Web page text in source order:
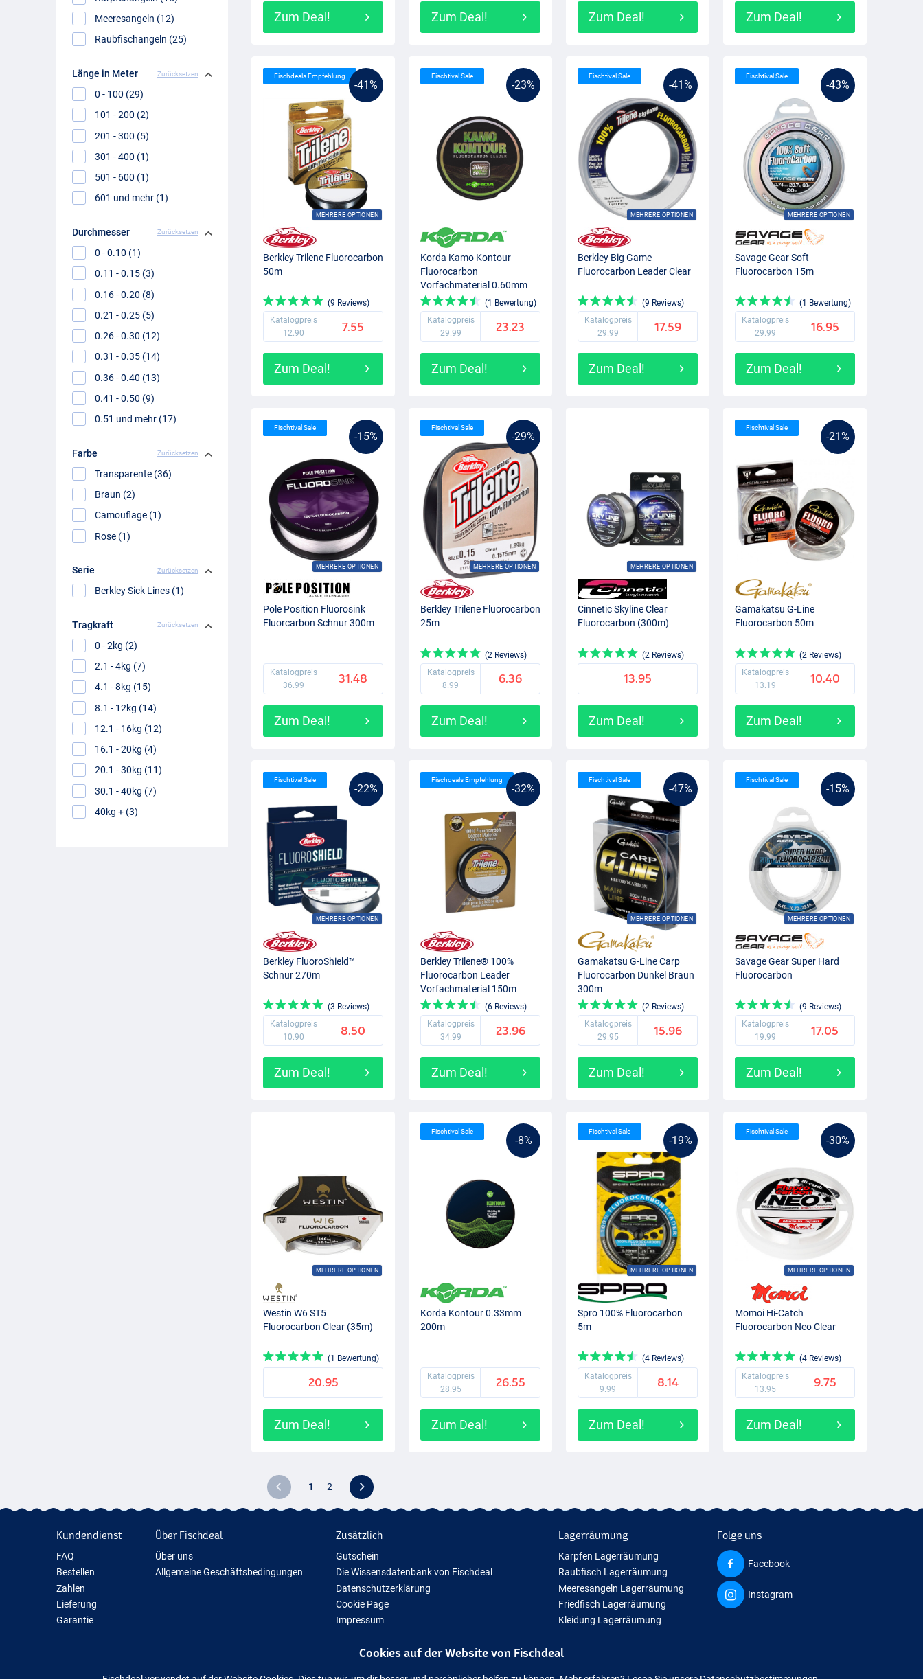
Meeresangeln (12)
Raubfischangeln (25)
Länge in Meter Zurücksetzen
0 - 100 (29)
101 - 200 (2)
201 - 300 (5)
301 - 400 (1)
501 - 600 (1)
601 und mehr (1)
Durchmesser Zurücksetzen
0 - 0.10 (1)
0.11 - 0.15 (3)
0.16 - 0.20 (8)
0.21 - 0.25 (5)
0.26 - 0.30 (12)
0.31 - 0.35 (14)
0.36 - 0.40 (13)
0.41 - 0.50 (9)
0.51 und mehr (17)
Farbe Zurücksetzen
Transparente (36)
Braun (2)
Camouflage (1)
Rose (1)
Serie Zurücksetzen
Berkley Sick Lines (1)
Tragkraft Zurücksetzen
0 - 2kg (2)
2.1 - 4kg (7)
4.1 - 8kg (15)
8.1 - 12kg (14)
12.1 - 16kg (12)
16.1 - 20kg (4)
20.1 - 30kg (11)
30.1 - 40kg (7)
40kg + (3)
Zum Deal! Zum Deal! Zum Deal! Zum Deal!
-41%
MEHRERE OPTIONEN
Fischdeals Empfehlung
Berkley Trilene Fluorocarbon
50m
(9 Reviews)
Katalogpreis
12.90
7.55
Zum Deal!
-23%
Fischtival Sale
Korda Kamo Kontour
Fluorocarbon
Vorfachmaterial 0.60mm
(50m)
(1 Bewertung)
Katalogpreis
29.99
23.23
Zum Deal!
-41%
MEHRERE OPTIONEN
Fischtival Sale
Berkley Big Game
Fluorocarbon Leader Clear
(9 Reviews)
Katalogpreis
29.99
17.59
Zum Deal!
-43%
MEHRERE OPTIONEN
Fischtival Sale
Savage Gear Soft
Fluorocarbon 15m
(1 Bewertung)
Katalogpreis
29.99
16.95
Zum Deal!
-15%
MEHRERE OPTIONEN
Fischtival Sale
Pole Position Fluorosink
Fluorcarbon Schnur 300m
Katalogpreis
36.99
31.48
Zum Deal!
-29%
MEHRERE OPTIONEN
Fischtival Sale
Berkley Trilene Fluorocarbon
25m
(2 Reviews)
Katalogpreis
8.99
6.36
Zum Deal!
MEHRERE OPTIONEN
Cinnetic Skyline Clear
Fluorocarbon (300m)
(2 Reviews)
13.95
Zum Deal!
-21%
Fischtival Sale
Gamakatsu G-Line
Fluorocarbon 50m
(2 Reviews)
Katalogpreis
13.19
10.40
Zum Deal!
-22%
MEHRERE OPTIONEN
Fischtival Sale
Berkley FluoroShield™
Schnur 270m
(3 Reviews)
Katalogpreis
10.90
8.50
Zum Deal!
-32%
Fischdeals Empfehlung
Berkley Trilene® 100%
Fluorocarbon Leader
Vorfachmaterial 150m
(6 Reviews)
Katalogpreis
34.99
23.96
Zum Deal!
-47%
MEHRERE OPTIONEN
Fischtival Sale
Gamakatsu G-Line Carp
Fluorocarbon Dunkel Braun
300m
(2 Reviews)
Katalogpreis
29.95
15.96
Zum Deal!
-15%
MEHRERE OPTIONEN
Fischtival Sale
Savage Gear Super Hard
Fluorocarbon
(9 Reviews)
Katalogpreis
19.99
17.05
Zum Deal!
MEHRERE OPTIONEN
Westin W6 ST5
Fluorocarbon Clear (35m)
(1 Bewertung)
20.95
Zum Deal!
-8%
Fischtival Sale
Korda Kontour 0.33mm
200m
Katalogpreis
28.95
26.55
Zum Deal!
-19%
MEHRERE OPTIONEN
Fischtival Sale
Spro 100% Fluorocarbon
5m
(4 Reviews)
Katalogpreis
9.99
8.14
Zum Deal!
-30%
MEHRERE OPTIONEN
Fischtival Sale
Momoi Hi-Catch
Fluorocarbon Neo Clear
(4 Reviews)
Katalogpreis
13.95
9.75
Zum Deal!
1 2
Kundendienst
FAQ
Bestellen
Zahlen
Lieferung
Garantie
Über Fischdeal
Über uns
Allgemeine Geschäftsbedingungen
Zusätzlich
Gutschein
Die Wissensdatenbank von Fischdeal
Datenschutzerklärung
Cookie Page
Impressum
Neue Angelausrüstung
Lagerräumung
Karpfen Lagerräumung
Raubfisch Lagerräumung
Meeresangeln Lagerräumung
Friedfisch Lagerräumung
Kleidung Lagerräumung
Folge uns
Facebook
Instagram
Cookies auf der Website von Fischdeal